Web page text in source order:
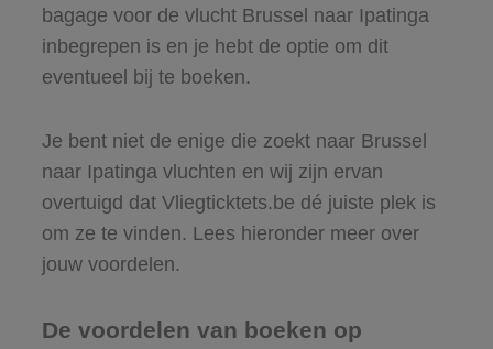
bagage voor de vlucht Brussel naar Ipatinga
inbegrepen is en je hebt de optie om dit
eventueel bij te boeken.
Je bent niet de enige die zoekt naar Brussel
naar Ipatinga vluchten en wij zijn ervan
overtuigd dat Vliegticktets.be dé juiste plek is
om ze te vinden. Lees hieronder meer over
jouw voordelen.
De voordelen van boeken op